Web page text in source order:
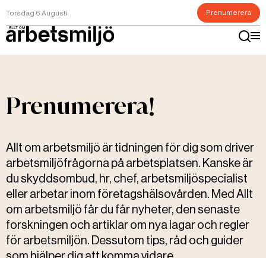
Torsdag 6 Augusti Prenumerera
Prenumerera!
Allt om arbetsmiljö är tidningen för dig som driver
arbetsmiljöfrågorna på arbetsplatsen. Kanske är
du skyddsombud, hr, chef, arbetsmiljöspecialist
eller arbetar inom företagshälsovården. Med Allt
om arbetsmiljö får du får nyheter, den senaste
forskningen och artiklar om nya lagar och regler
för arbetsmiljön. Dessutom tips, råd och guider